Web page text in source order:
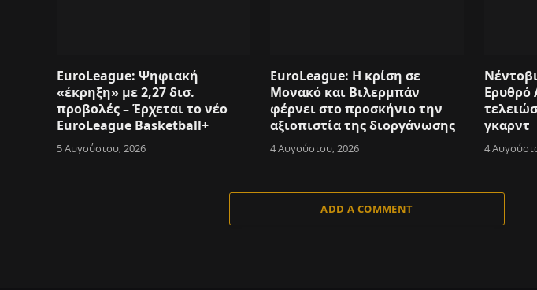
EuroLeague: Ψηφιακή
«έκρηξη» με 2,27 δισ.
προβολές – Έρχεται το νέο
EuroLeague Basketball+
5 Αυγούστου, 2026
EuroLeague: Η κρίση σε
Μονακό και Βιλερμπάν
φέρνει στο προσκήνιο την
αξιοπιστία της διοργάνωσης
4 Αυγούστου, 2026
Ερυθρό
γκαρντ
4
ADD A COMMENT